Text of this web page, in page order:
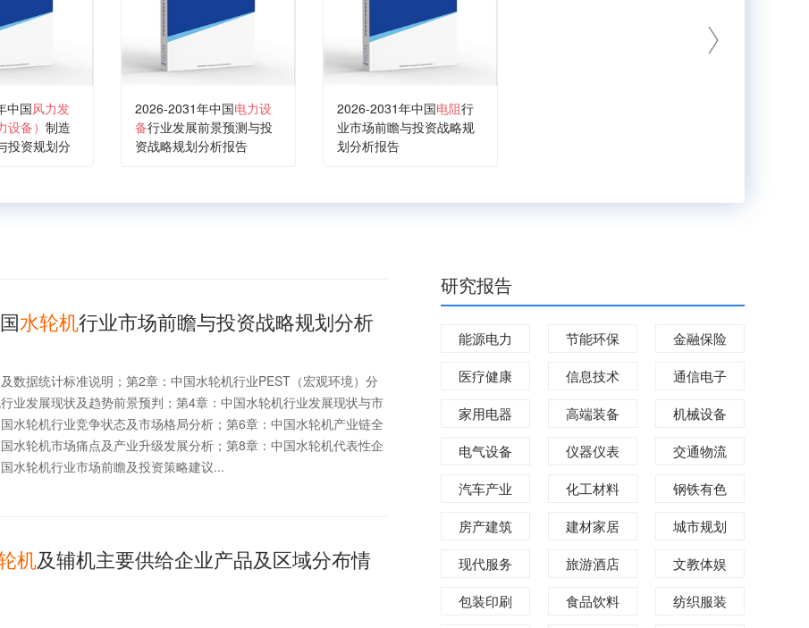
中国风力发
备） 制造
投资规划分
2026-2031年中国电力设
备行业发展前景预测与投
资战略规划分析报告
2026-2031年中国电阻行
业市场前瞻与投资战略规
划分析报告
水轮机行业市场前瞻与投资战略规划分析
数据统计标准说明；第2章：中国水轮机行业PEST（宏观环境）分
业发展现状及趋势前景预判；第4章：中国水轮机行业发展现状与市
水轮机行业竞争状态及市场格局分析；第6章：中国水轮机产业链全
水轮机市场痛点及产业升级发展分析；第8章：中国水轮机代表性企
水轮机行业市场前瞻及投资策略建议...
机及辅机主要供给企业产品及区域分布情
研究报告
能源电力 节能环保
金融保险
医疗健康
信息技术
通信电子
家用电器
高端装备
机械设备
电气设备
仪器仪表
交通物流
汽车产业
化工材料
钢铁有色
房产建筑
建材家居
城市规划
现代服务
旅游酒店
文教体娱
包装印刷
食品饮料
纺织服装